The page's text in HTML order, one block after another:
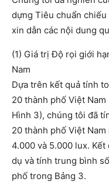
dựng Tiêu chuẩn
xin dẫn các nội dung
(1) Giá trị Độ rọi giới
Nam
Dựa trên kết quả tính
20 thành phố Việt
Hình 3), chúng tôi đã
20 thành phố Việt
4.000 và 5.000 lux.
dụ và tính trung bình
phố trong Bảng 3.